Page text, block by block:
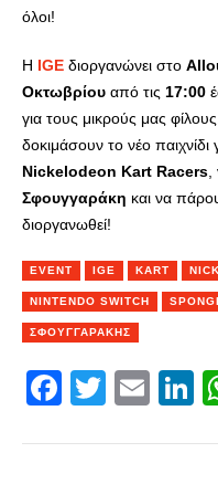
όλοι!
Η IGE διοργανώνει στο
Οκτωβρίου από τις 17:00
για τους μικρούς μας
δοκιμάσουν το νέο παιχνίδι
Nickelodeon Kart Racers
Σφουγγαράκη και να
διοργανωθεί!
EVENT IGE KART
NINTENDO SWITCH
ΣΦΟΥΓΓΑΡΆΚΗΣ
Facebook
Twitter